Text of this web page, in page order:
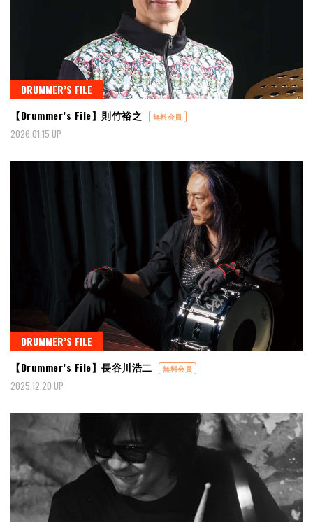
DRUMMER’S FILE
【Drummer’s File】則竹裕之
無料会員
2026.01.15 UP
DRUMMER’S FILE
【Drummer’s File】長谷川浩二
無料会員
2025.12.20 UP